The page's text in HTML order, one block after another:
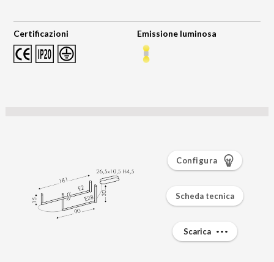
Certificazioni Emissione luminosa
Configura
Scheda tecnica
Scarica